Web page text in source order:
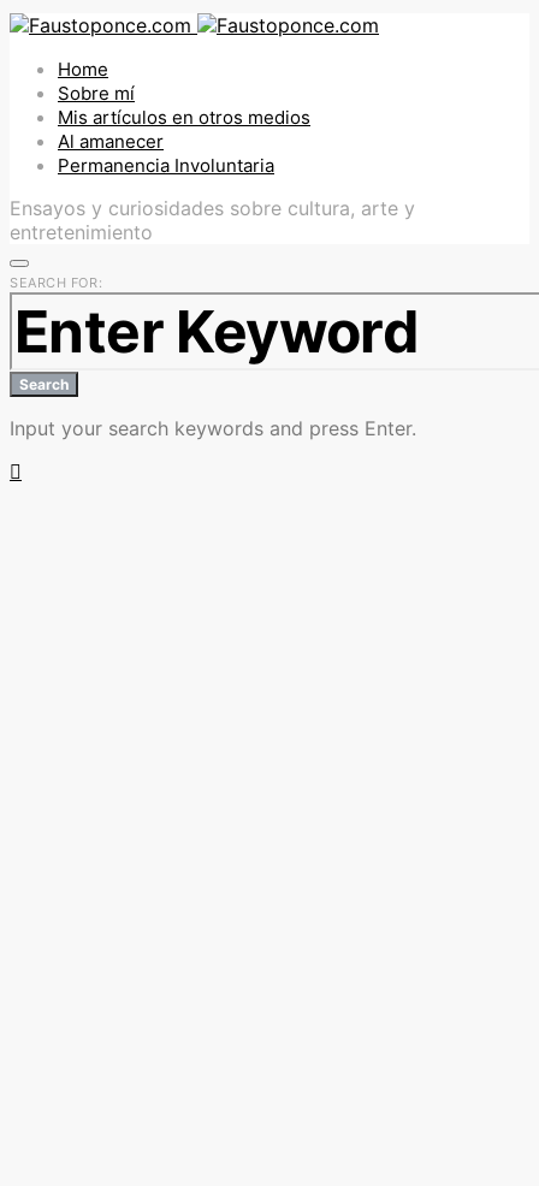
Home
Sobre mí
Mis artículos en otros medios
Al amanecer
Permanencia Involuntaria
Ensayos y curiosidades sobre cultura, arte y
entretenimiento
SEARCH FOR:
Search
Input your search keywords and press Enter.